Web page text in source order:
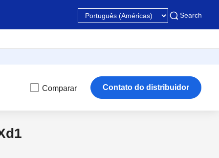
Search
Comparar Contato do distribuidor